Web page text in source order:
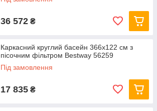
36 572 ₴
Каркасний круглий басейн 366x122 см з
пісочним фільтром Bestway 56259
Під замовлення
17 835 ₴